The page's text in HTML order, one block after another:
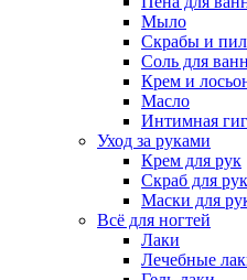
Мыло
Скрабы и
Соль для
Крем и
Масло
Интимная
Уход за руками
Крем для рук
Скраб для рук
Маски для
Всё для ногтей
Лаки
Лечебные